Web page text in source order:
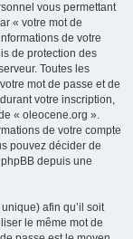
vous permettant
« votre mot de
de votre
de protection des
Toutes les
mot de passe et de
votre inscription,
« oleocene.org ».
de votre compte
pouvez décider de
depuis une
afin qu’il soit
le même mot de